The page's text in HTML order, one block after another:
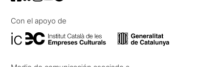
Con el apoyo de